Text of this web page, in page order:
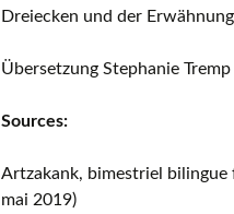
Dreiecken und der
Übersetzung Stephanie Tremp
Sources:
Artzakank, bimestriel bilingue
mai 2019)